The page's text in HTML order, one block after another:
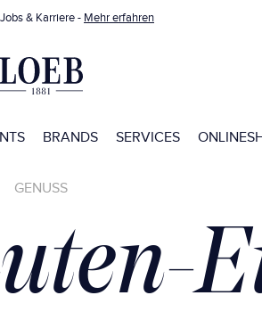
Jobs & Karriere - Mehr erfahren
BRANDS SERVICES
GENUSS